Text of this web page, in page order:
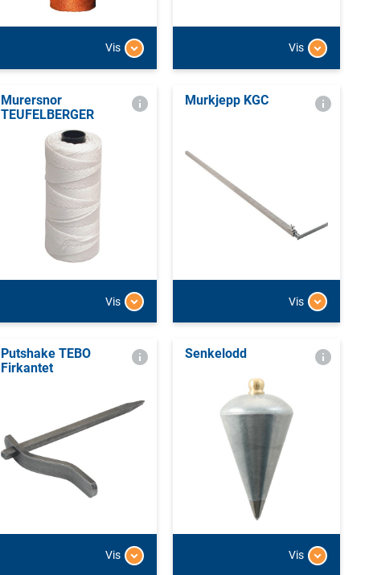
Vis Vis
Murersnor
TEUFELBERGER
Vis
Murkjepp KGC
Vis
Putshake TEBO
Firkantet
Vis
Senkelodd
Vis